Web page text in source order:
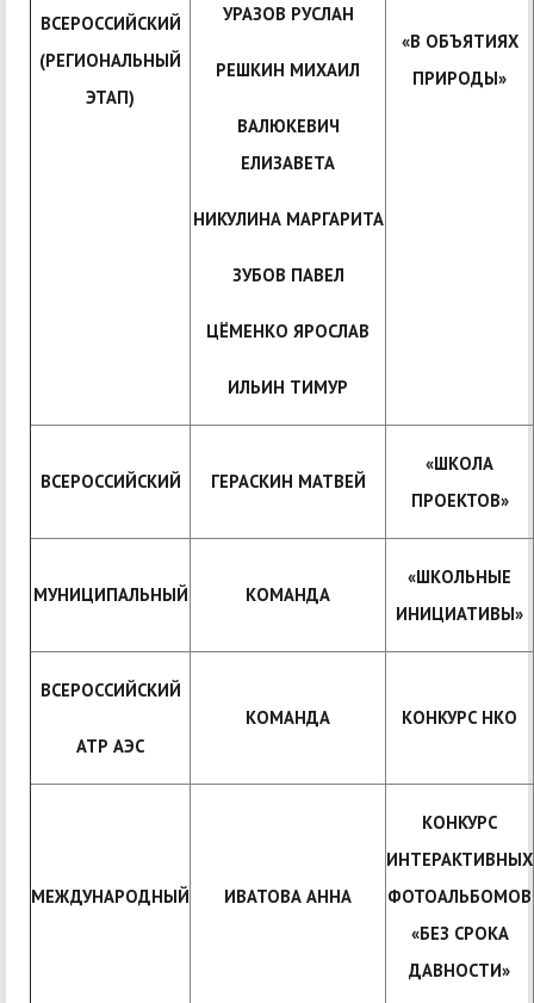
ВСЕРОССИЙСКИЙ
(РЕГИОНАЛЬНЫЙ
ЭТАП)
УРАЗОВ РУСЛАН
РЕШКИН МИХАИЛ
ВАЛЮКЕВИЧ
ЕЛИЗАВЕТА
НИКУЛИНА МАРГАРИТА
ЗУБОВ ПАВЕЛ
ЦЁМЕНКО ЯРОСЛАВ
ИЛЬИН ТИМУР
«В ОБЪЯТИЯХ
ПРИРОДЫ»
ВСЕРОССИЙСКИЙ ГЕРАСКИН МАТВЕЙ
«ШКОЛА
ПРОЕКТОВ»
МУНИЦИПАЛЬНЫЙ КОМАНДА
«ШКОЛЬНЫЕ
ИНИЦИАТИВЫ»
ВСЕРОССИЙСКИЙ
АТР АЭС
КОМАНДА КОНКУРС НКО
МЕЖДУНАРОДНЫЙ ИВАТОВА АННА
КОНКУРС
ИНТЕРАКТИВНЫХ
ФОТОАЛЬБОМОВ
«БЕЗ СРОКА
ДАВНОСТИ»